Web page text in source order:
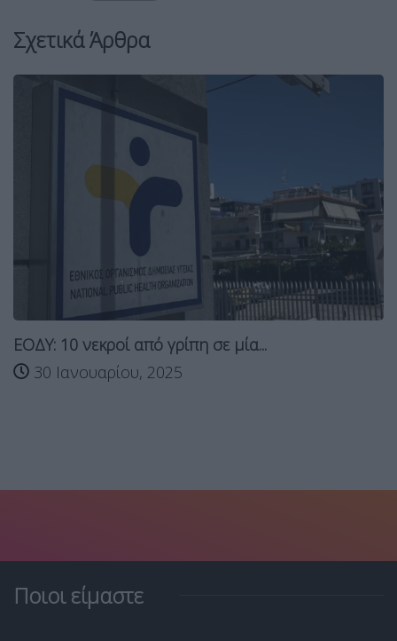
Σχετικά Άρθρα
ΕΟΔΥ: 10 νεκροί από γρίπη σε μία...
30 Ιανουαρίου, 2025
Ποιοι είμαστε